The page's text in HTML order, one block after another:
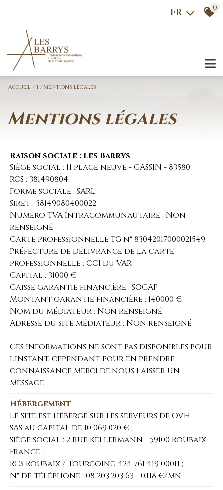
FR 0
Accueil I Mentions Légales
mentions légales
Raison sociale : Les Barrys
Siège social : 11 place neuve - GASSIN - 83580
RCS : 381490804
Forme sociale : SARL
Siret : 38149080400022
Numero TVA Intracommunautaire : Non
renseigné
Carte professionnelle TG n° 83042017000021549
Préfecture de délivrance de la carte
professionnelle : CCI du VAR
Capital : 31000 €
Caisse garantie financière : SOCAF
Montant garantie financière : 140000 €
Nom du médiateur : Non renseigné
Adresse du site médiateur : Non renseigné
Ces informations ne sont pas disponibles pour
l'instant, cependant pour en prendre
connaissance merci de nous laisser un
message
Hébergement
Le Site est hébergé sur les serveurs de OVH ;
SAS au capital de 10 069 020 € ;
Siège social : 2 rue Kellermann - 59100 Roubaix -
France ;
RCS Roubaix / Tourcoing 424 761 419 00011 ;
N° de téléphone : 08 203 203 63 - 0.118 €/mn